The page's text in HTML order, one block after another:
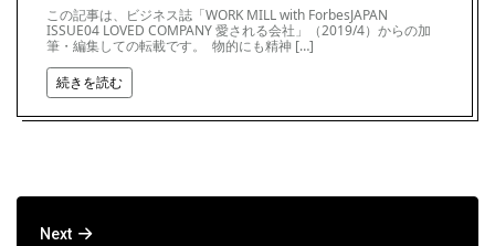
この記事は、ビジネス誌「WORK MILL with ForbesJAPAN
ISSUE04 LOVED COMPANY 愛される会社」（2019/4）からの加
筆・編集しての転載です。 物的にも精神 […]
続きを読む
Next